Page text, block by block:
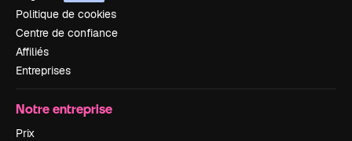
Politique de cookies
Centre de confiance
Affiliés
Entreprises
Notre entreprise
Prix